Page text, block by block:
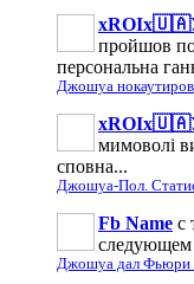
пройшов
персональна
Джошуа
мимоволі
сповна...
Джошуа-Пол.
Fb Name с
Джошуа дал Фьюри